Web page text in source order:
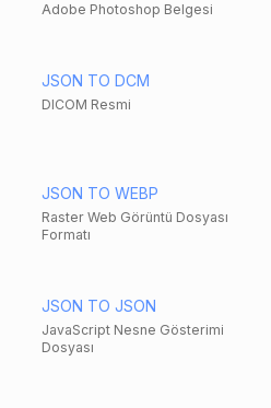
Adobe Photoshop Belgesi
JSON TO DCM
DICOM Resmi
JSON TO WEBP
Raster Web Görüntü Dosyası
Formatı
JSON TO JSON
JavaScript Nesne Gösterimi
Dosyası